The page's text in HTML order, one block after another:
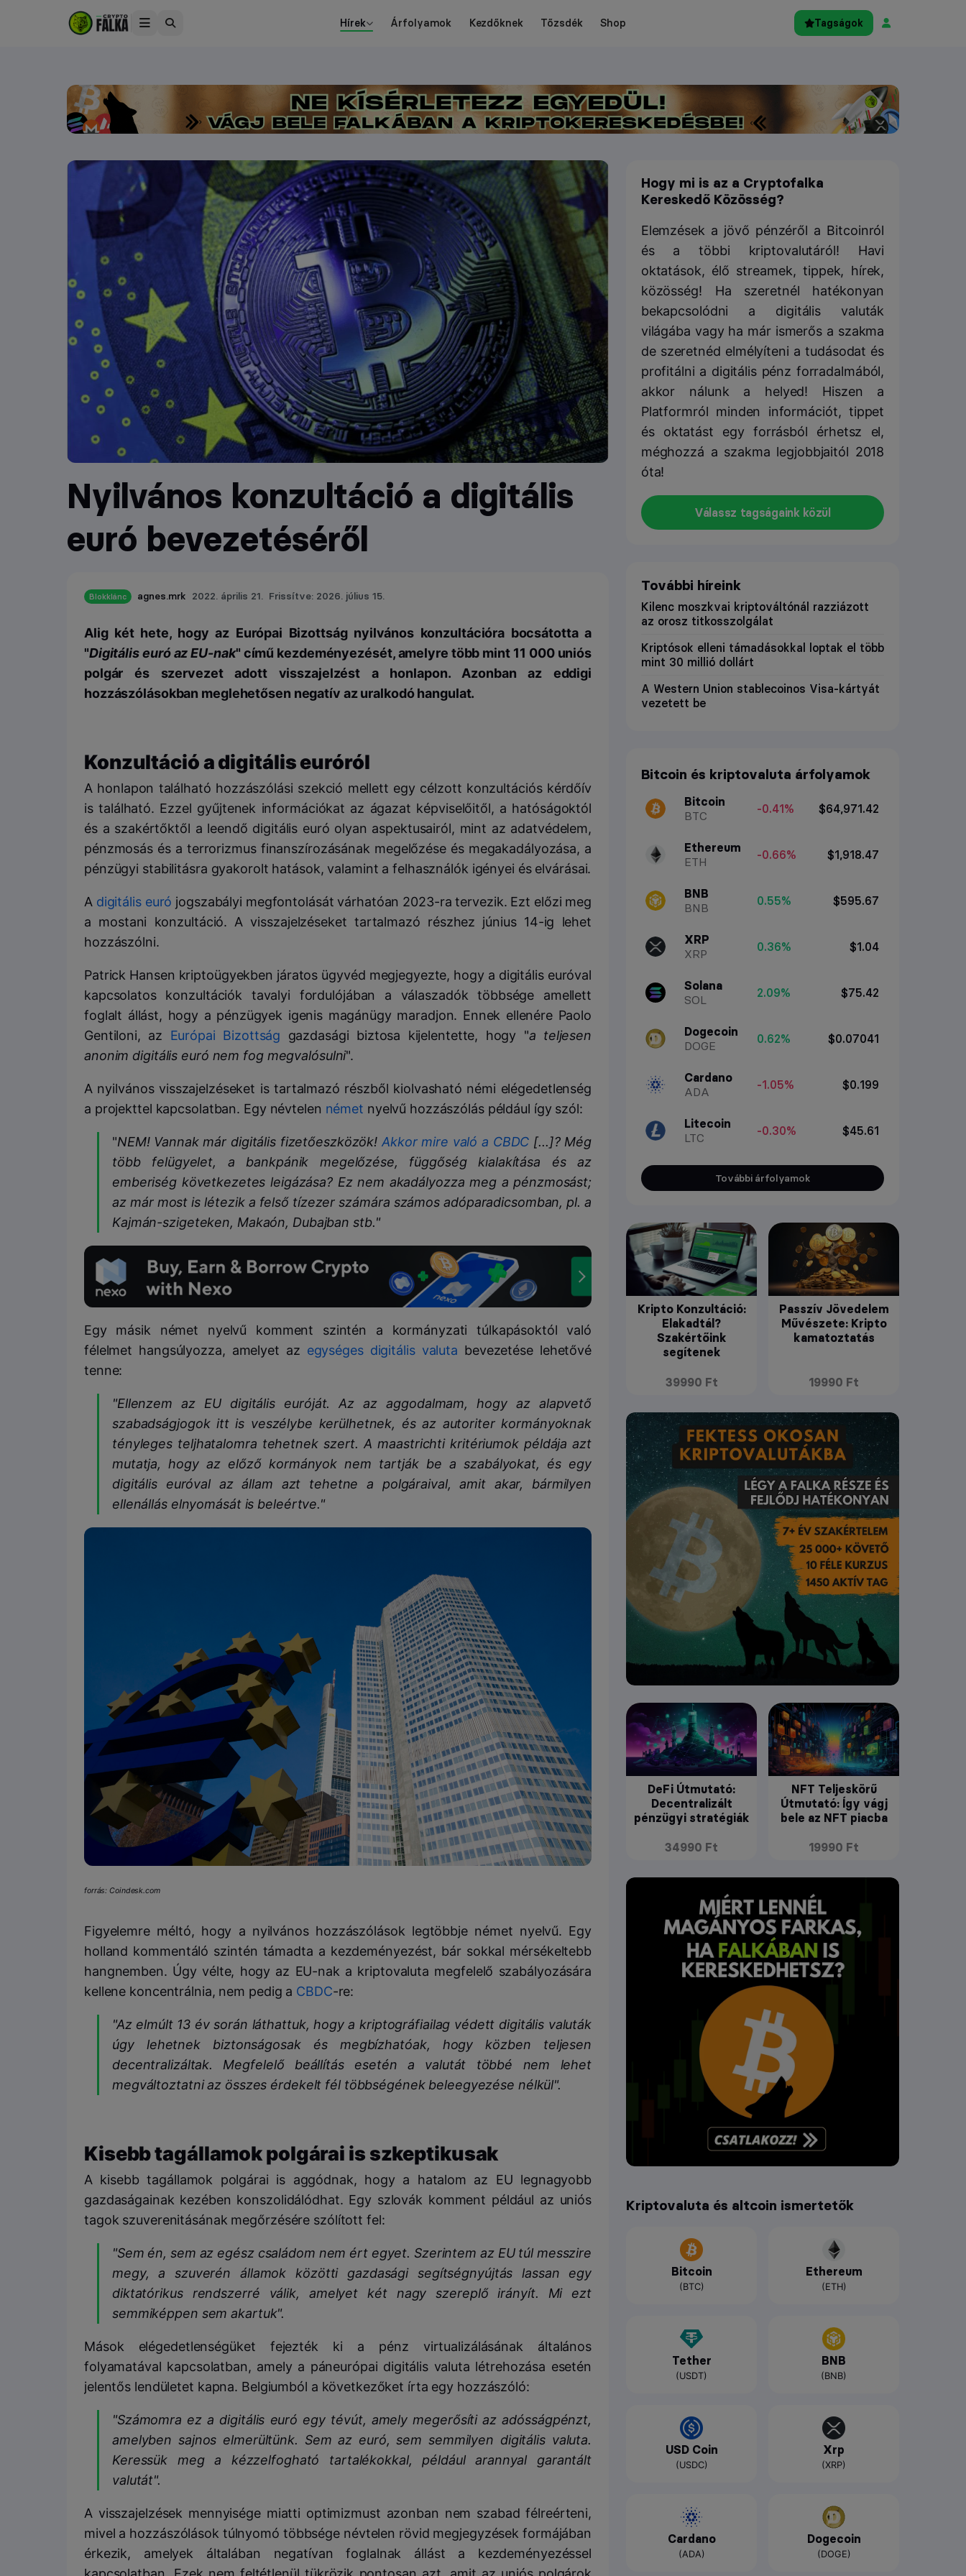
Hírek Árfolyamok Kezdőknek Tőzsdék Shop Tagságok
Nyilvános konzultáció a digitális
euró bevezetéséről
Blokklánc agnes.mrk 2022. április 21. Frissítve: 2026. július 15.
Alig két hete, hogy az Európai Bizottság nyilvános konzultációra bocsátotta a
"Digitális euró az EU-nak" című kezdeményezését, amelyre több mint 11 000 uniós
polgár és szervezet adott visszajelzést a honlapon. Azonban az eddigi
hozzászólásokban meglehetősen negatív az uralkodó hangulat.
Konzultáció a digitális euróról
A honlapon található hozzászólási szekció mellett egy célzott konzultációs kérdőív
is található. Ezzel gyűjtenek információkat az ágazat képviselőitől, a hatóságoktól
és a szakértőktől a leendő digitális euró olyan aspektusairól, mint az adatvédelem,
pénzmosás és a terrorizmus finanszírozásának megelőzése és megakadályozása, a
pénzügyi stabilitásra gyakorolt hatások, valamint a felhasználók igényei és elvárásai.
Adigitális euró jogszabályi megfontolását várhatóan 2023-ra tervezik. Ezt előzi meg
a mostani konzultáció. A visszajelzéseket tartalmazó részhez június 14-ig lehet
hozzászólni.
Patrick Hansen kriptoügyekben járatos ügyvéd megjegyezte, hogy a digitális euróval
kapcsolatos konzultációk tavalyi fordulójában a válaszadók többsége amellett
foglalt állást, hogy a pénzügyek igenis magánügy maradjon. Ennek ellenére Paolo
Gentiloni, az Európai Bizottság gazdasági biztosa kijelentette, hogy "a teljesen
anonim digitális euró nem fog megvalósulni".
A nyilvános visszajelzéseket is tartalmazó részből kiolvasható némi elégedetlenség
a projekttel kapcsolatban. Egy névtelen német nyelvű hozzászólás például így szól:
"NEM! Vannak már digitális fizetőeszközök! Akkor mire való a CBDC [...]? Még
több felügyelet, a bankpánik megelőzése, függőség kialakítása és az
emberiség következetes leigázása? Ez nem akadályozza meg a pénzmosást;
az már most is létezik a felső tízezer számára számos adóparadicsomban, pl. a
Kajmán-szigeteken, Makaón, Dubajban stb."
Egy másik német nyelvű komment szintén a kormányzati túlkapásoktól való
félelmet hangsúlyozza, amelyet az egységes digitális valuta bevezetése lehetővé
tenne:
"Ellenzem az EU digitális euróját. Az az aggodalmam, hogy az alapvető
szabadságjogok itt is veszélybe kerülhetnek, és az autoriter kormányoknak
tényleges teljhatalomra tehetnek szert. A maastrichti kritériumok példája azt
mutatja, hogy az előző kormányok nem tartják be a szabályokat, és egy
digitális euróval az állam azt tehetne a polgáraival, amit akar, bármilyen
ellenállás elnyomását is beleértve."
forrás: Coindesk.com
Figyelemre méltó, hogy a nyilvános hozzászólások legtöbbje német nyelvű. Egy
holland kommentáló szintén támadta a kezdeményezést, bár sokkal mérsékeltebb
hangnemben. Úgy vélte, hogy az EU-nak a kriptovaluta megfelelő szabályozására
kellene koncentrálnia, nem pedig a CBDC-re:
"Az elmúlt 13 év során láthattuk, hogy a kriptográfiailag védett digitális valuták
úgy lehetnek biztonságosak és megbízhatóak, hogy közben teljesen
decentralizáltak. Megfelelő beállítás esetén a valutát többé nem lehet
megváltoztatni az összes érdekelt fél többségének beleegyezése nélkül".
Kisebb tagállamok polgárai is szkeptikusak
A kisebb tagállamok polgárai is aggódnak, hogy a hatalom az EU legnagyobb
gazdaságainak kezében konszolidálódhat. Egy szlovák komment például az uniós
tagok szuverenitásának megőrzésére szólított fel:
"Sem én, sem az egész családom nem ért egyet. Szerintem az EU túl messzire
megy, a szuverén államok közötti gazdasági segítségnyújtás lassan egy
diktatórikus rendszerré válik, amelyet két nagy szereplő irányít. Mi ezt
semmiképpen sem akartuk".
Mások elégedetlenségüket fejezték ki a pénz virtualizálásának általános
folyamatával kapcsolatban, amely a páneurópai digitális valuta létrehozása esetén
jelentős lendületet kapna. Belgiumból a következőket írta egy hozzászóló:
"Számomra ez a digitális euró egy tévút, amely megerősíti az adósságpénzt,
amelyben sajnos elmerültünk. Sem az euró, sem semmilyen digitális valuta.
Keressük meg a kézzelfogható tartalékokkal, például arannyal garantált
valutát".
A visszajelzések mennyisége miatti optimizmust azonban nem szabad félreérteni,
mivel a hozzászólások túlnyomó többsége névtelen rövid megjegyzések formájában
érkezik, amelyek általában negatívan foglalnak állást a kezdeményezéssel
Hogy mi is az a Cryptofalka
Kereskedő Közösség?
Elemzések a jövő pénzéről a Bitcoinról
és a többi kriptovalutáról! Havi
oktatások, élő streamek, tippek, hírek,
közösség! Ha szeretnél hatékonyan
bekapcsolódni a digitális valuták
világába vagy ha már ismerős a szakma
de szeretnéd elmélyíteni a tudásodat és
profitálni a digitális pénz forradalmából,
akkor nálunk a helyed! Hiszen a
Platformról minden információt, tippet
és oktatást egy forrásból érhetsz el,
méghozzá a szakma legjobbjaitól 2018
óta!
Válassz tagságaink közül
További híreink
Kilenc moszkvai kriptováltónál razziázott
az orosz titkosszolgálat
Kriptósok elleni támadásokkal loptak el több
mint 30 millió dollárt
A Western Union stablecoinos Visa-kártyát
vezetett be
Bitcoin és kriptovaluta árfolyamok
Bitcoin
BTC
-0.41% $64,971.42
Ethereum
ETH
-0.66% $1,918.47
BNB
BNB
0.55% $595.67
XRP
XRP
0.36% $1.04
Solana
SOL
2.09% $75.42
Dogecoin
DOGE
0.62% $0.07041
Cardano
ADA
-1.05% $0.199
Litecoin
LTC
-0.30% $45.61
További árfolyamok
Kripto Konzultáció:
Elakadtál?
Szakértőink
segítenek
39990 Ft
Passzív Jövedelem
Művészete: Kripto
kamatoztatás
19990 Ft
DeFi Útmutató:
Decentralizált
pénzügyi stratégiák
34990 Ft
NFT Teljeskörű
Útmutató: Így vágj
bele az NFT piacba
19990 Ft
Kriptovaluta és altcoin ismertetők
Bitcoin
(BTC)
Ethereum
(ETH)
Tether
(USDT)
BNB
(BNB)
USD Coin
(USDC)
Xrp
(XRP)
Cardano
(ADA)
Dogecoin
(DOGE)